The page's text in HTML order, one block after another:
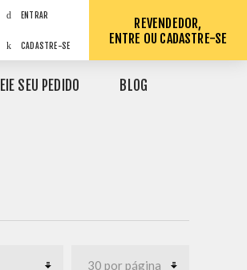
ENTRAR
CADASTRE-SE
REVENDEDOR,
ENTRE OU CADASTRE-SE
SEU PEDIDO BLOG